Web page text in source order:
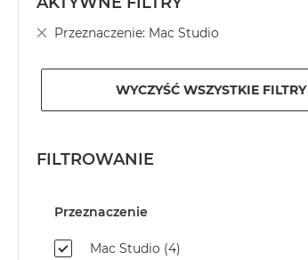
Neo
Według
pojemności
MacBook
256GB
Przeznaczenie Mac Studio
Usuń
element
WYCZYŚĆ WSZYSTKIE FILTRY
FILTROWANIE
Przeznaczenie
Mac Studio (4)